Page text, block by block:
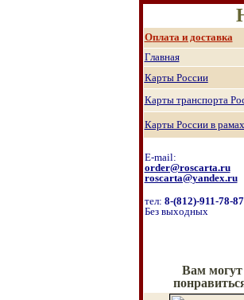
Оплата и доставка
Главная
Карты России
Карты транспорта
Карты России в рамах
E-mail:
order@roscarta.ru
roscarta@yandex.ru
тел: 8-(812)-911-78-87
Без выходных
Вам могут